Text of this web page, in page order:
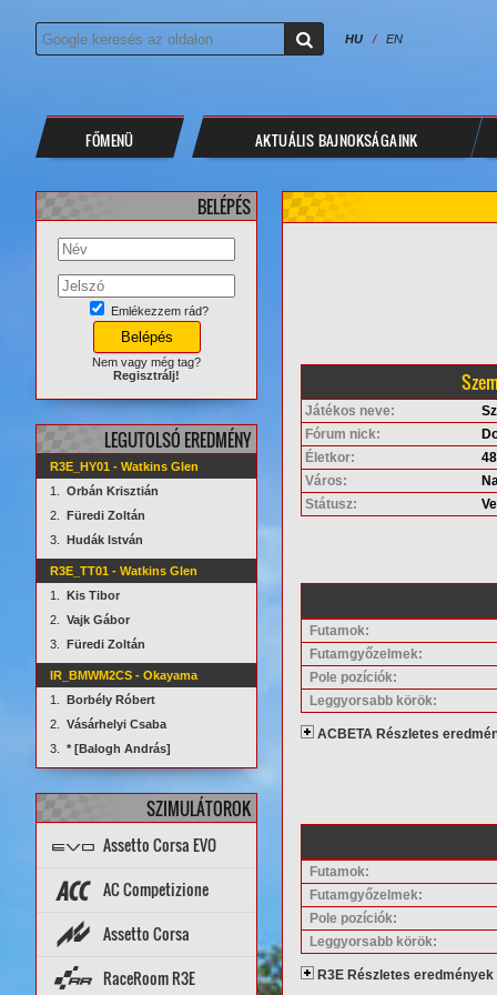
HU / EN
FŐMENÜ AKTUÁLIS BAJNOKSÁGAINK
Játékos neve:
Fórum nick:
Életkor:
Város:
Státusz:
Futamok:
Futamgyőzelmek:
Pole pozíciók:
Leggyorsabb körök:
ACBETA Részletes
Futamok:
Futamgyőzelmek:
Pole pozíciók:
Leggyorsabb körök:
R3E Részletes eredmények
BELÉPÉS
Emlékezzem rád?
Nem vagy még tag?
Regisztrálj!
LEGUTOLSÓ EREDMÉNY
R3E_HY01 - Watkins Glen
1. Orbán Krisztián
2. Füredi Zoltán
3. Hudák István
R3E_TT01 - Watkins Glen
1. Kis Tibor
2. Vajk Gábor
3. Füredi Zoltán
IR_BMWM2CS - Okayama
1. Borbély Róbert
2. Vásárhelyi Csaba
3. * [Balogh András]
SZIMULÁTOROK
Assetto Corsa EVO
AC Competizione
Topik
PÁLYA REKORDOK
AUTÓK
Dedi szerverek
Dedi stat
Assetto Corsa
Rank App
AUTÓK
PÁLYÁK
STATISZTIKÁK
RaceRoom R3E